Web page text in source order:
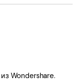
Wondershare.